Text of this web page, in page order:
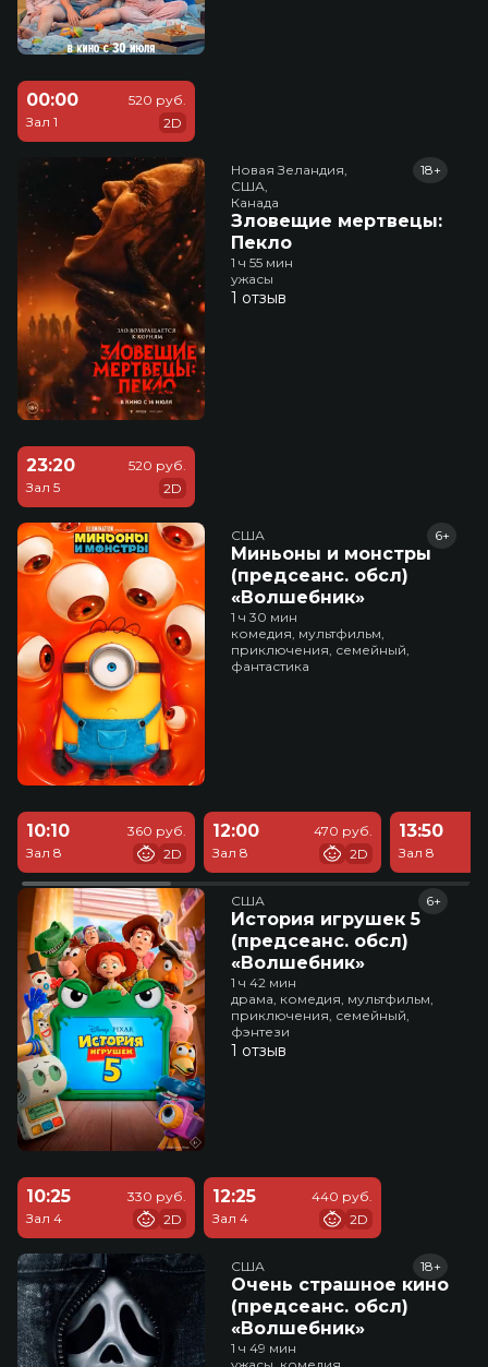
00:00
Зал 1
520 руб.
2D
Новая Зеландия,
США,
Канада
Зловещие мертвецы:
Пекло
18+
1 ч 55 мин
ужасы
1 отзыв
23:20
Зал 5
520 руб.
2D
США
Миньоны и монстры
(предсеанс. обсл)
«Волшебник»
6+
1 ч 30 мин
комедия, мультфильм,
приключения, семейный,
фантастика
10:10
Зал 8
360 руб.
2D
12:00
Зал 8
470 руб.
2D
13:50
Зал 8
США
История игрушек 5
(предсеанс. обсл)
«Волшебник»
6+
1 ч 42 мин
драма, комедия, мультфильм,
приключения, семейный,
фэнтези
1 отзыв
10:25
Зал 4
330 руб.
2D
12:25
Зал 4
440 руб.
2D
США
Очень страшное кино
(предсеанс. обсл)
«Волшебник»
18+
1 ч 49 мин
ужасы, комедия